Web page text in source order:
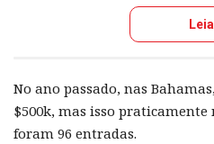
Leia
No ano passado, nas
$500k, mas isso
foram 96 entradas.